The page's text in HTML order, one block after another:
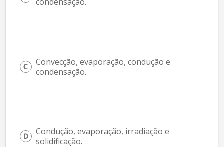
Convecção, evaporação, condução e
condensação.
Condução, evaporação, irradiação e
solidificação.